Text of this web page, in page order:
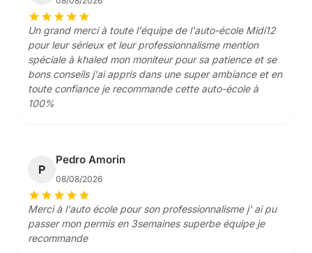
starstarstarstarstar
Un grand merci à toute l'équipe de l'auto-école Midi12
pour leur sérieux et leur professionnalisme mention
spéciale à khaled mon moniteur pour sa patience et se
bons conseils j'ai appris dans une super ambiance et en
toute confiance je recommande cette auto-école à
100%
P
Pedro Amorin
08/08/2026
starstarstarstarstar
Merci à l'auto école pour son professionnalisme j' ai pu
passer mon permis en 3semaines superbe équipe je
recommande